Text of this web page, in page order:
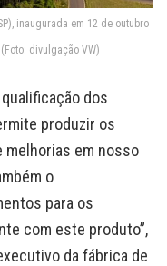
inaugurada em 12 de outubro
divulgação VW)
dos
produzir os
melhorias em nosso
o
para os
com este produto”,
da fábrica de